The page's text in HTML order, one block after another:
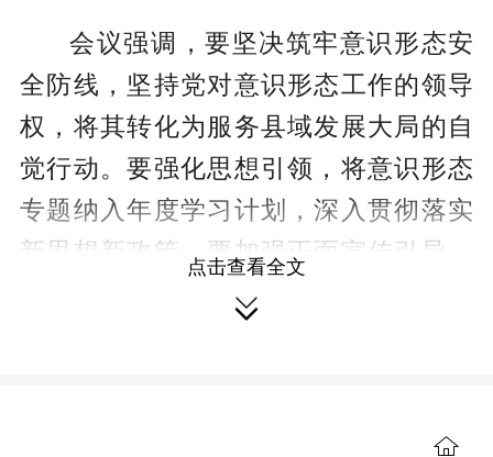
会议强调，要坚决筑牢意识形态安
全防线，坚持党对意识形态工作的领导
权，将其转化为服务县域发展大局的自
觉行动。要强化思想引领，将意识形态
专题纳入年度学习计划，深入贯彻落实
新思想新政策。要加强正面宣传引导，
唱响主旋律，为建设现代化新辰溪提供
点击查看全文
